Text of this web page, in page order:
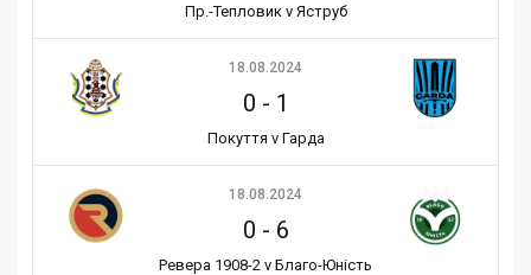
Пр.-Тепловик v Яструб
18.08.2024
0 - 1
Покуття v Гарда
18.08.2024
0 - 6
Ревера 1908-2 v Благо-Юність